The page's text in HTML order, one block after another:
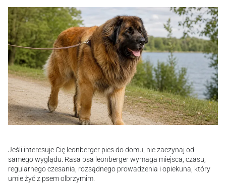
Jeśli interesuje Cię leonberger pies do domu, nie zaczynaj od
samego wyglądu. Rasa psa leonberger wymaga miejsca, czasu,
regularnego czesania, rozsądnego prowadzenia i opiekuna, który
umie żyć z psem olbrzymim.